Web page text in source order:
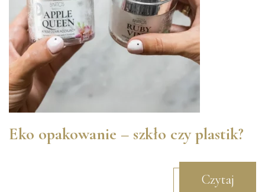
Eko opakowanie – szkło czy plastik?
Czytaj